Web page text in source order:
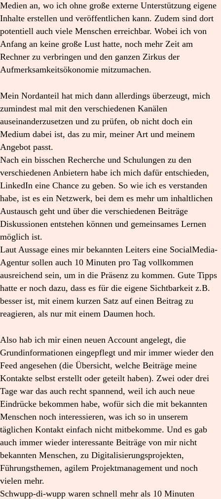
Medien an, wo ich ohne große externe Unterstützung eigene
Inhalte erstellen und veröffentlichen kann. Zudem sind dort
potentiell auch viele Menschen erreichbar. Wobei ich von
Anfang an keine große Lust hatte, noch mehr Zeit am
Rechner zu verbringen und den ganzen Zirkus der
Aufmerksamkeitsökonomie mitzumachen.
Mein Nordanteil hat mich dann allerdings überzeugt, mich
zumindest mal mit den verschiedenen Kanälen
auseinanderzusetzen und zu prüfen, ob nicht doch ein
Medium dabei ist, das zu mir, meiner Art und meinem
Angebot passt.
Nach ein bisschen Recherche und Schulungen zu den
verschiedenen Anbietern habe ich mich dafür entschieden,
LinkedIn eine Chance zu geben. So wie ich es verstanden
habe, ist es ein Netzwerk, bei dem es mehr um inhaltlichen
Austausch geht und über die verschiedenen Beiträge
Diskussionen entstehen können und gemeinsames Lernen
möglich ist.
Laut Aussage eines mir bekannten Leiters eine SocialMedia-
Agentur sollen auch 10 Minuten pro Tag vollkommen
ausreichend sein, um in die Präsenz zu kommen. Gute Tipps
hatte er noch dazu, dass es für die eigene Sichtbarkeit z.B.
besser ist, mit einem kurzen Satz auf einen Beitrag zu
reagieren, als nur mit einem Daumen hoch.
Also hab ich mir einen neuen Account angelegt, die
Grundinformationen eingepflegt und mir immer wieder den
Feed angesehen (die Übersicht, welche Beiträge meine
Kontakte selbst erstellt oder geteilt haben). Zwei oder drei
Tage war das auch recht spannend, weil ich auch neue
Eindrücke bekommen habe, wofür sich die mit bekannten
Menschen noch interessieren, was ich so in unserem
täglichen Kontakt einfach nicht mitbekomme. Und es gab
auch immer wieder interessante Beiträge von mir nicht
bekannten Menschen, zu Digitalisierungsprojekten,
Führungsthemen, agilem Projektmanagement und noch
vielen mehr.
Schwupp-di-wupp waren schnell mehr als 10 Minuten